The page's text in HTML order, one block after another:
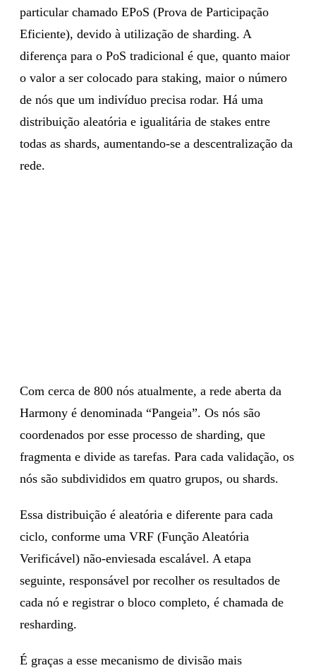
particular chamado EPoS (Prova de Participação
Eficiente), devido à utilização de sharding. A
diferença para o PoS tradicional é que, quanto maior
o valor a ser colocado para staking, maior o número
de nós que um indivíduo precisa rodar. Há uma
distribuição aleatória e igualitária de stakes entre
todas as shards, aumentando-se a descentralização da
rede.
Com cerca de 800 nós atualmente, a rede aberta da
Harmony é denominada “Pangeia”. Os nós são
coordenados por esse processo de sharding, que
fragmenta e divide as tarefas. Para cada validação, os
nós são subdivididos em quatro grupos, ou shards.
Essa distribuição é aleatória e diferente para cada
ciclo, conforme uma VRF (Função Aleatória
Verificável) não-enviesada escalável. A etapa
seguinte, responsável por recolher os resultados de
cada nó e registrar o bloco completo, é chamada de
resharding.
É graças a esse mecanismo de divisão mais